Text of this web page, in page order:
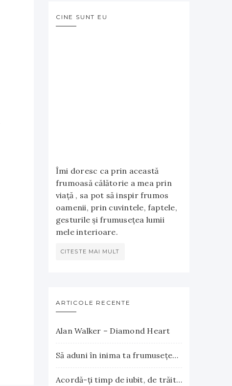
CINE SUNT EU
Îmi doresc ca prin această
frumoasă călătorie a mea prin
viață , sa pot să inspir frumos
oamenii, prin cuvintele, faptele,
gesturile și frumusețea lumii
mele interioare.
CITESTE MAI MULT
ARTICOLE RECENTE
Alan Walker – Diamond Heart
Să aduni în inima ta frumuseţea apusului şi explozia nesfârşită a răsăritului
Acordă-ţi timp de iubit, de trăit, de gândit, de iertat